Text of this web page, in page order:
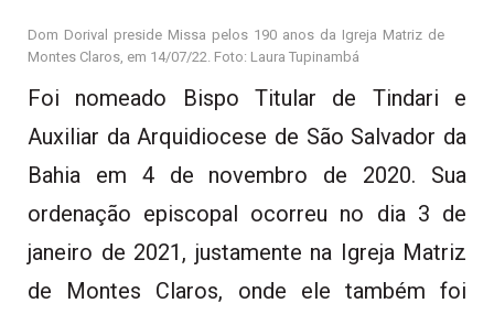
Dom Dorival preside Missa pelos 190 anos da Igreja Matriz de
Montes Claros, em 14/07/22. Foto: Laura Tupinambá
Foi nomeado Bispo Titular de Tindari e
Auxiliar da Arquidiocese de São Salvador da
Bahia em 4 de novembro de 2020. Sua
ordenação episcopal ocorreu no dia 3 de
janeiro de 2021, justamente na Igreja Matriz
de Montes Claros, onde ele também foi